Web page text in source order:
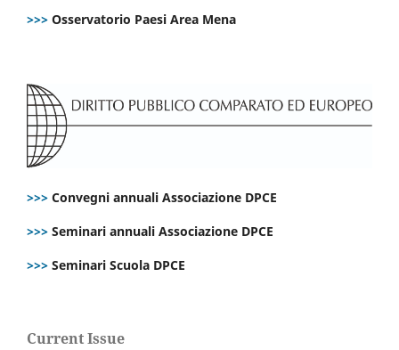
>>> Osservatorio Paesi Area Mena
>>> Convegni annuali Associazione DPCE
>>> Seminari annuali Associazione DPCE
>>> Seminari Scuola DPCE
Current Issue